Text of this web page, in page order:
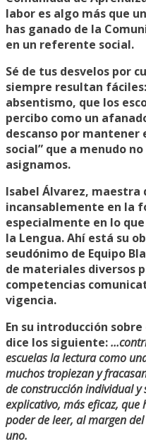
labor es algo más que
has ganado de la
en un referente social.
Sé de tus desvelos por
siempre resultan
absentismo, que los
percibo como un
descanso por mantener
social” que a menudo
asignamos.
Isabel Álvarez,
incansablemente en la
especialmente en lo
la Lengua. Ahí está su
seudónimo de Equipo
de materiales diversos
competencias
vigencia.
En su introducción
dice los siguiente:
escuelas la lectura como
muchos tropiezan y
de construcción individual
explicativo, más eficaz, que
poder de leer, al margen
uno.